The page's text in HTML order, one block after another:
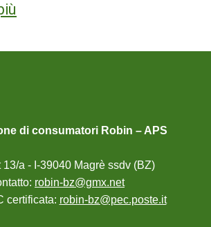
di consumatori Robin – APS
13/a - I-39040 Magrè ssdv (BZ)
robin-bz@gmx.net
certificata: robin-bz@pec.poste.it